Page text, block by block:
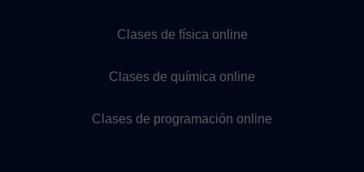
Clases de física online
Clases de química online
Clases de programación online